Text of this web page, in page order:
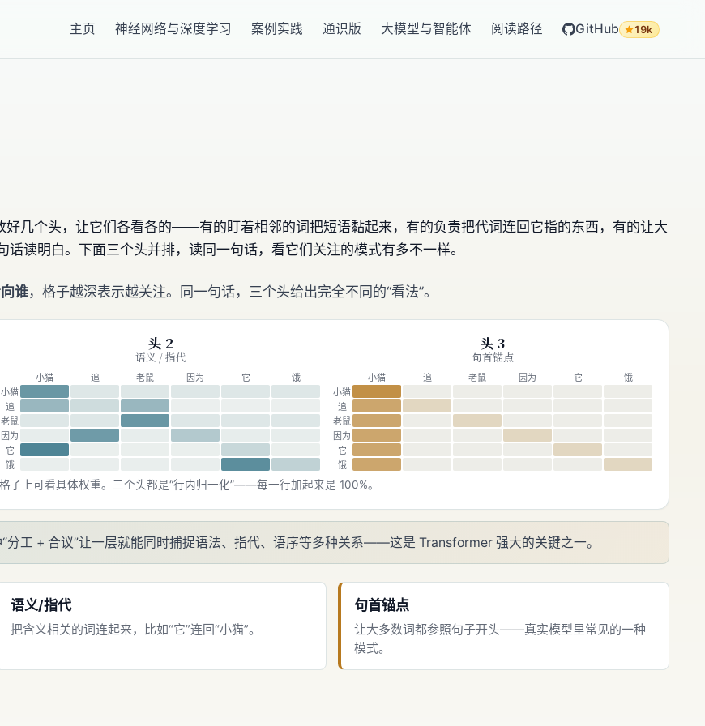
主页 神经网络与深度学习 案例实践 通识版 大模型与智能体 阅读路径 GitHub 19k
几个头，让它们各看各的——有的盯着相邻的词把短语黏起来，有的负责把代词连回它指的东西，有的让大
读明白。下面三个头并排，读同一句话，看它们关注的模式有多不一样。
谁，格子越深表示越关注。同一句话，三个头给出完全不同的“看法”。
头 2
语义 / 指代
小猫 追 老鼠 因为 它
饿
小猫
追
老鼠
因为
它
饿
头 3
句首锚点
小猫 追 老鼠 因为 它
饿
小猫
追
老鼠
因为
它
饿
子上可看具体权重。三个头都是“行内归一化”——每一行加起来是 100%。
工 + 合议”让一层就能同时捕捉语法、指代、语序等多种关系——这是 Transformer 强大的关键之一。
语义/指代
把含义相关的词连起来，比如“它”连回“小猫”。
句首锚点
让大多数词都参照句子开头——真实模型里常见的一种
模式。